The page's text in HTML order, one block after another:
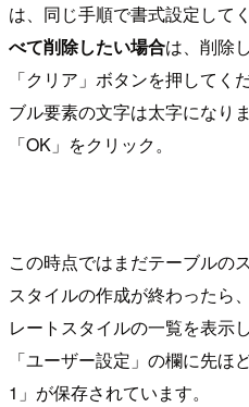
は、同じ手順で書式設定して
べて削除したい場合は、削除
「クリア」ボタンを押してく
ブル要素の文字は太字になり
「OK」をクリック。
この時点ではまだテーブルの
スタイルの作成が終わったら
レートスタイルの一覧を表示
「ユーザー設定」の欄に先
1」が保存されています。